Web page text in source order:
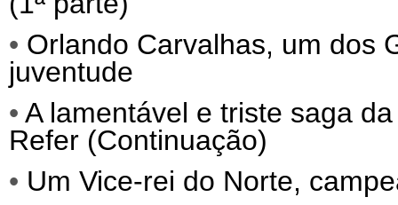
• Orlando Carvalhas, um dos
juventude
• A lamentável e triste saga
Refer (Continuação)
• Um Vice-rei do Norte,